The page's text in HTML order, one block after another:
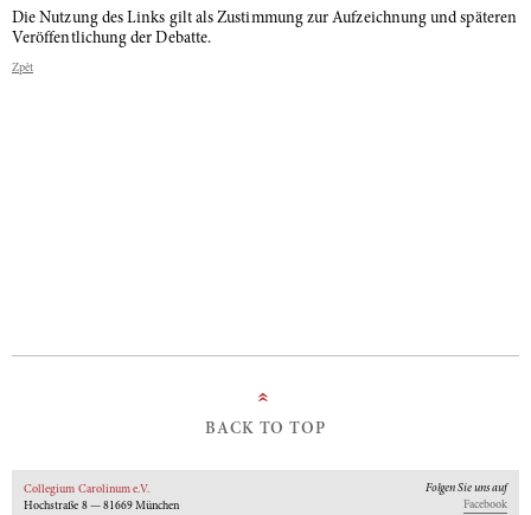
Die Nutzung des Links gilt als Zustimmung zur Aufzeichnung und späteren
Veröffentlichung der Debatte.
Zpět
»
BACK TO TOP
Collegium Carolinum e.V.
Hochstraße 8 — 81669 München
Folgen Sie uns auf
Facebook